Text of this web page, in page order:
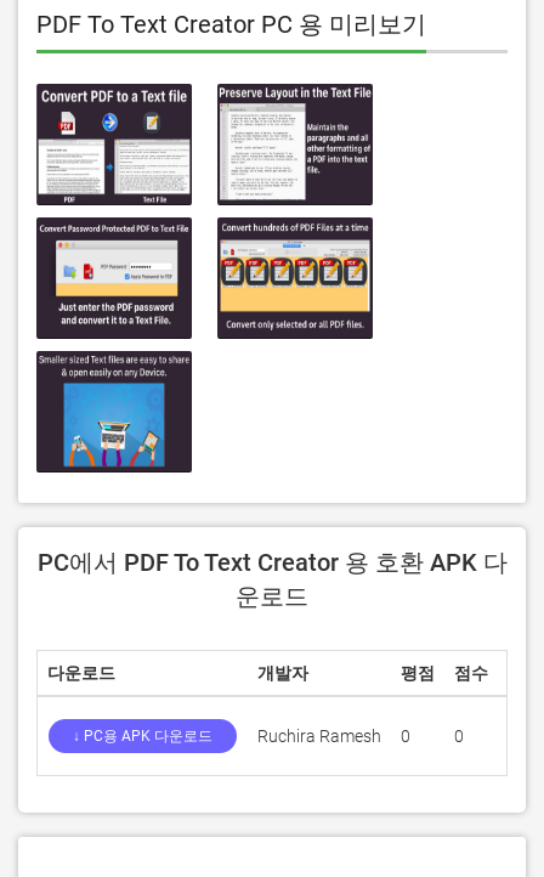
PDF To Text Creator PC 용 미리보기
PC에서 PDF To Text Creator 용 호환 APK 다
운로드
다운로드 개발자 평점 점수
↓ PC용 APK 다운로드 Ruchira Ramesh 0 0